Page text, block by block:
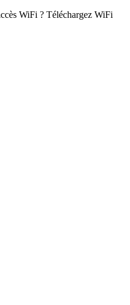
WiFi ? Téléchargez WiFi